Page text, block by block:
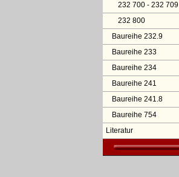
232 700 - 232 709
232 800
Baureihe 232.9
Baureihe 233
Baureihe 234
Baureihe 241
Baureihe 241.8
Baureihe 754
Literatur